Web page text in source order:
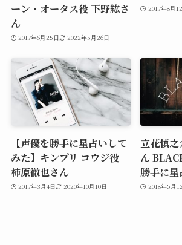
ーン・オータス役 下野紘さ
ん
2017年6月25日 2022年5月26日
2017年8月
【声優を勝手に星占いして
みた】キンプリ コウジ役
柿原徹也さん
2017年3月4日 2020年10月10日
立花慎
ん
勝手に
2018年5月